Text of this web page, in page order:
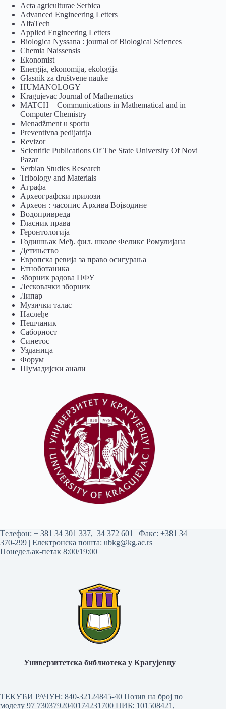
Acta agriculturae Serbica
Advanced Engineering Letters
AlfaTech
Applied Engineering Letters
Biologica Nyssana : journal of Biological Sciences
Chemia Naissensis
Ekonomist
Energija, ekonomija, ekologija
Glasnik za društvene nauke
HUMANOLOGY
Kragujevac Journal of Mathematics
MATCH – Communications in Mathematical and in
Computer Chemistry
Menadžment u sportu
Preventivna pedijatrija
Revizor
Scientific Publications Of The State University Of Novi
Pazar
Serbian Studies Research
Tribology and Materials
Аграфа
Археографски прилози
Археон : часопис Архива Војводине
Водопривреда
Гласник права
Геронтологија
Годишњак Међ. фил. школе Феликс Ромулијана
Детињство
Европска ревија за право осигурања
Eтноботаника
Зборник радова ПФУ
Лесковачки зборник
Липар
Музички талас
Наслеђе
Пешчаник
Саборност
Синетос
Узданица
Форум
Шумадијски анали
Tелефон: + 381 34 301 337, 34 372 601 | Факс: +381 34
370-299 | Електронска пошта: ubkg@kg.ac.rs |
Понедељак-петак 8:00/19:00
Универзитетска библиотека у Крагујевцу
ТЕКУЋИ РАЧУН: 840-32124845-40 Позив на број по
моделу 97 7303792040174231700 ПИБ: 101508421,